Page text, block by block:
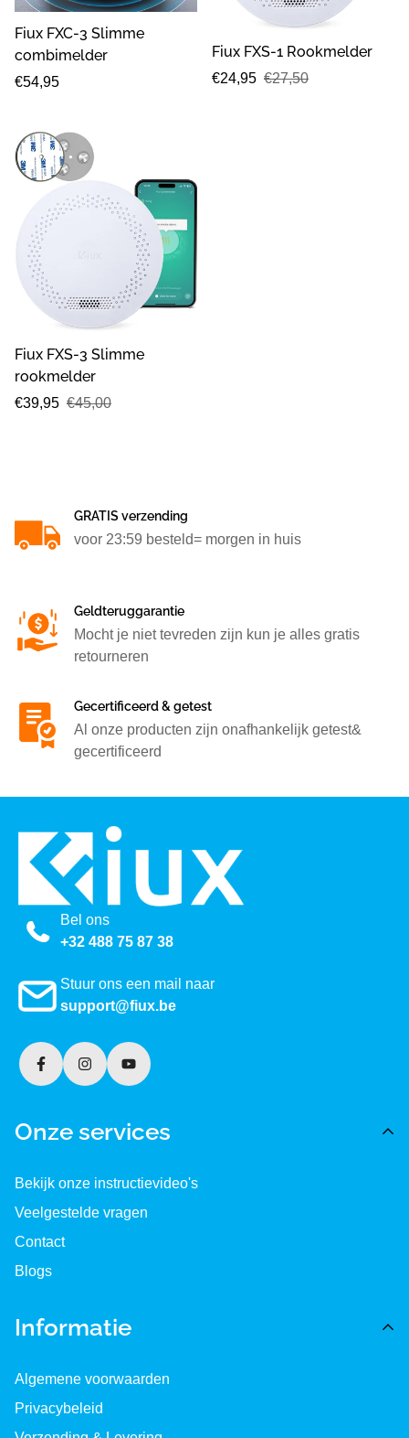
Fiux FXC-3 Slimme
combimelder
Normale
€54,95
Fiux FXS-1 Rookmelder
Verkoopprijs
€24,95
Normale€27,50
Fiux FXS-3 Slimme
rookmelder
Verkoopprijs
€39,95
Normale€45,00
GRATIS verzending
voor 23:59 besteld= morgen in huis
Geldteruggarantie
Mocht je niet tevreden zijn kun je alles gratis
retourneren
Gecertificeerd & getest
Al onze producten zijn onafhankelijk getest&
gecertificeerd
Bel ons
+32 488 75 87 38
Stuur ons een mail naar
support@fiux.be
Onze services
Bekijk onze instructievideo's
Veelgestelde vragen
Contact
Blogs
Informatie
Algemene voorwaarden
Privacybeleid